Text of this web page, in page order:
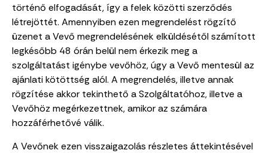
történő elfogadását, így a felek közötti szerződés
létrejöttét. Amennyiben ezen megrendelést rögzítő
üzenet a Vevő megrendelésének elküldésétől számított
legkésőbb 48 órán belül nem érkezik meg a
szolgáltatást igénybe vevőhöz, úgy a Vevő mentesül az
ajánlati kötöttség alól. A megrendelés, illetve annak
rögzítése akkor tekinthető a Szolgáltatóhoz, illetve a
Vevőhöz megérkezettnek, amikor az számára
hozzáférhetővé válik.
A Vevőnek ezen visszaigazolás részletes áttekintésével